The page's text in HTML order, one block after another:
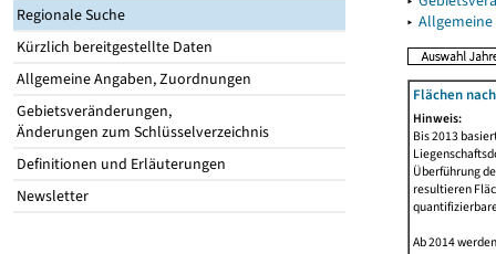
Regionale Suche
Kürzlich bereitgestellte Daten
Allgemeine Angaben, Zuordnungen
Gebietsveränderungen,
Änderungen zum Schlüsselverzeichnis
Definitionen und Erläuterungen
Newsletter
▸
Flächen
Hinweis:
Bis 2013
Überführung
resultieren
Ab 2014